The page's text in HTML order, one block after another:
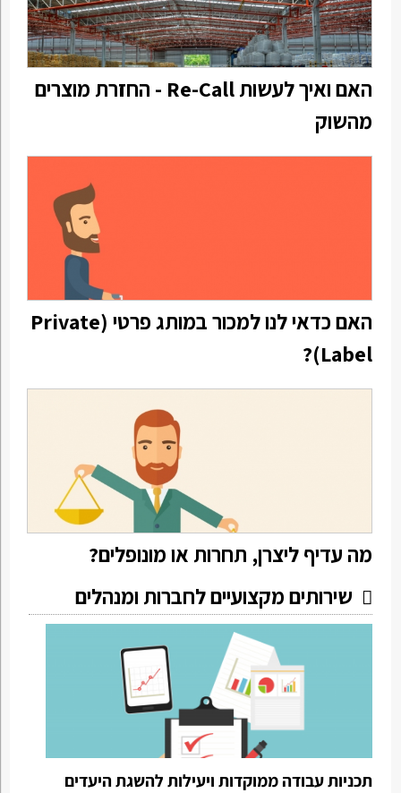
האם ואיך לעשות Re-Call - החזרת מוצרים
מהשוק
האם כדאי לנו למכור במותג פרטי (Private
Label)?
מה עדיף ליצרן, תחרות או מונופלים?
שירותים מקצועיים לחברות ומנהלים
תכניות עבודה ממוקדות ויעילות להשגת היעדים